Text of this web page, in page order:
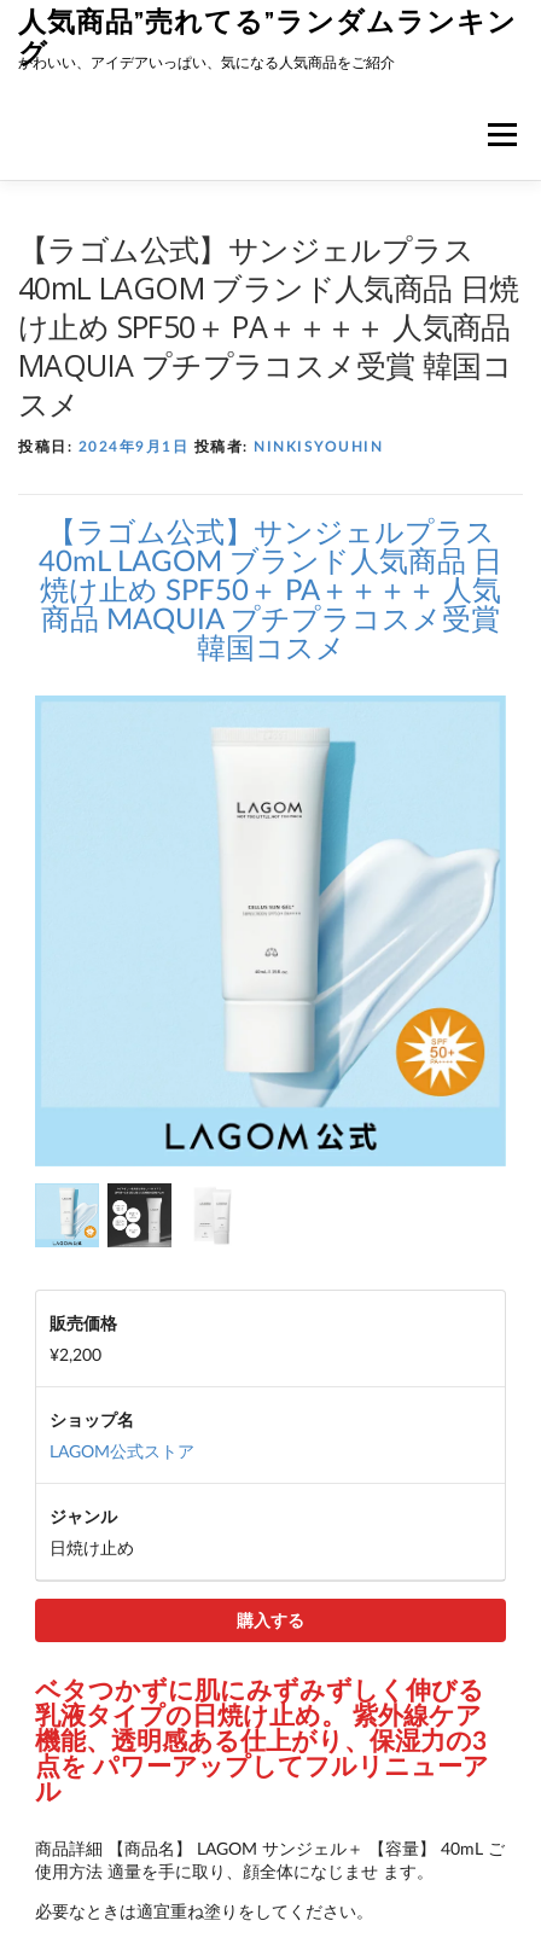
人気商品”売れてる”ランダムランキン
グ
かわいい、アイデアいっぱい、気になる人気商品をご紹介
メニュ
【ラゴム公式】サンジェルプラス
40mL LAGOM ブランド人気商品 日焼
け止め SPF50＋ PA＋＋＋＋ 人気商品
MAQUIA プチプラコスメ受賞 韓国コ
スメ
投稿日: 2024年9月1日 投稿者: NINKISYOUHIN
【ラゴム公式】サンジェルプラス
40mL LAGOM ブランド人気商品 日
焼け止め SPF50＋ PA＋＋＋＋ 人気
商品 MAQUIA プチプラコスメ受賞
韓国コスメ
販売価格
¥2,200
ショップ名
LAGOM公式ストア
ジャンル
日焼け止め
購入する
ベタつかずに肌にみずみずしく伸びる
乳液タイプの日焼け止め。 紫外線ケア
機能、透明感ある仕上がり、保湿力の3
点を パワーアップしてフルリニューア
ル
商品詳細 【商品名】 LAGOM サンジェル＋ 【容量】 40mL ご
使用方法 適量を手に取り、顔全体になじませ ます。
必要なときは適宜重ね塗りをしてください。